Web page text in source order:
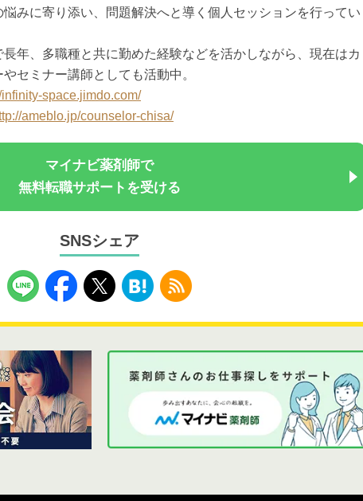
悩みに寄り添い、問題解決へと導く個人セッションを行ってい
長年、多職種と共に勤めた経験などを活かしながら、現在はカ
やセミナー講師としても活動中。
infinity-space.jimdo.com/
ameblo.jp/counselor-chisa/
マイナビ薬剤師で
無料転職サポートを受ける
SNSシェア